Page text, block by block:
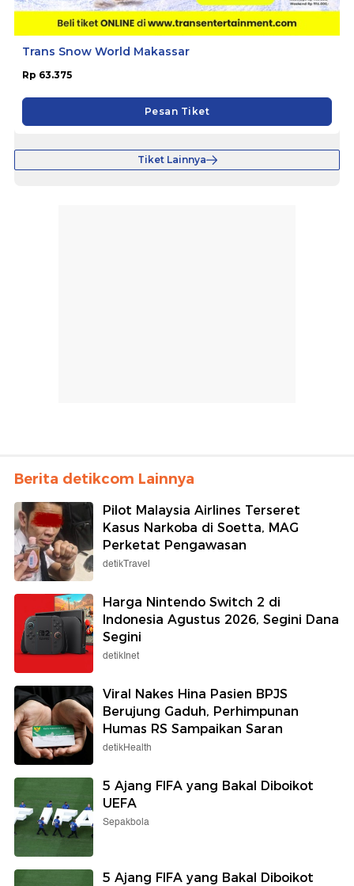
Trans Snow World Makassar
Rp 63.375
Pesan Tiket
Tiket Lainnya
Berita detikcom Lainnya
Pilot Malaysia Airlines Terseret
Kasus Narkoba di Soetta, MAG
Perketat Pengawasan
detikTravel
Harga Nintendo Switch 2 di
Indonesia Agustus 2026, Segini Dana
Segini
detikInet
Viral Nakes Hina Pasien BPJS
Berujung Gaduh, Perhimpunan
Humas RS Sampaikan Saran
detikHealth
5 Ajang FIFA yang Bakal Diboikot
UEFA
Sepakbola
5 Ajang FIFA yang Bakal Diboikot